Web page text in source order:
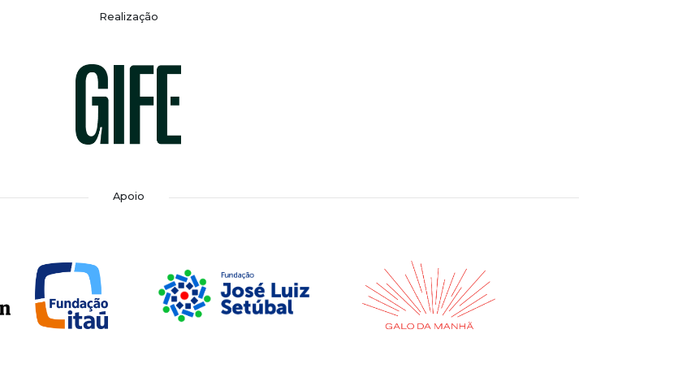
Realização
Apoio